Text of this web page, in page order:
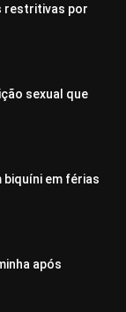
restritivas por
sexual que
biquíni em férias
após